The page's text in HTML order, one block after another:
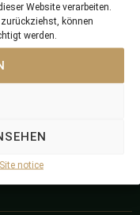
Website verarbeiten.
können
werden.
Site notice
(0) 171 6507181
Find us here
g